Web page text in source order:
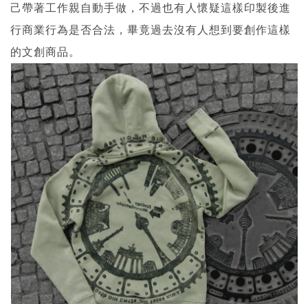
己帶著工作親自動手做，不過也有人懷疑這樣印製後進
行商業行為是否合法，畢竟過去沒有人想到要創作這樣
的文創商品。